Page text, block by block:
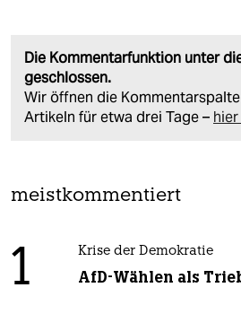
Die Kommentarfunktion unter
geschlossen.
Wir öffnen die
Artikeln für etwa drei Tage –
meistkommentiert
1 Krise der Demokratie
AfD-Wählen als